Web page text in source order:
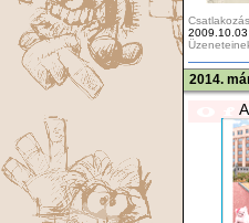
2009.10.03
2014.